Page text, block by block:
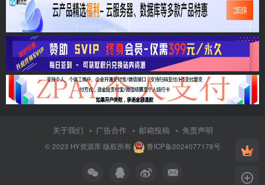
关于我们 广告合作 邮箱投稿 免责声明
© 2023 HY资源库版权所有 鲁ICP备2024077178号